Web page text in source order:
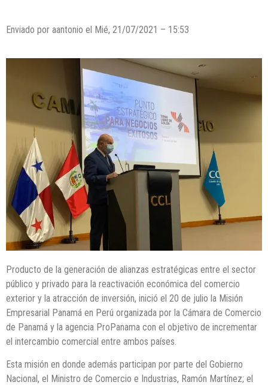
Enviado por aantonio el Mié, 21/07/2021 – 15:53
Producto de la generación de alianzas estratégicas entre el sector
público y privado para la reactivación económica del comercio
exterior y la atracción de inversión, inició el 20 de julio la Misión
Empresarial Panamá en Perú organizada por la Cámara de Comercio
de Panamá y la agencia ProPanama con el objetivo de incrementar
el intercambio comercial entre ambos países.
Esta misión en donde además participan por parte del Gobierno
Nacional, el Ministro de Comercio e Industrias, Ramón Martínez; el